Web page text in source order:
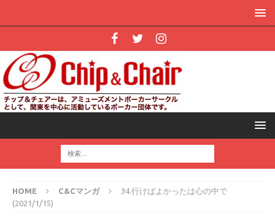
HOME C&Cマンガ
34.行けばよかったは心の中で
(2021/1/15)